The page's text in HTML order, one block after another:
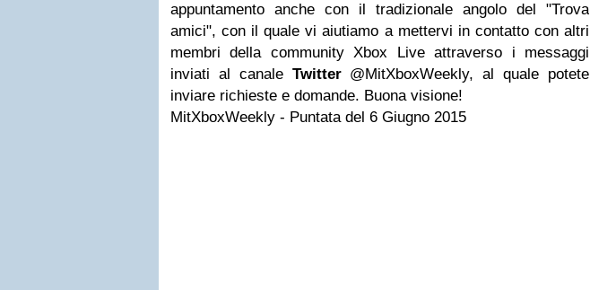
appuntamento anche con il tradizionale angolo del "Trova
amici", con il quale vi aiutiamo a mettervi in contatto con altri
membri della community Xbox Live attraverso i messaggi
inviati al canale Twitter@MitXboxWeekly, al quale potete
inviare richieste e domande. Buona visione!
MitXboxWeekly - Puntata del 6 Giugno 2015